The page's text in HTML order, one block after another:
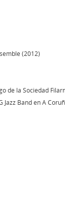
(2012)
de la Sociedad
Jazz Band en A